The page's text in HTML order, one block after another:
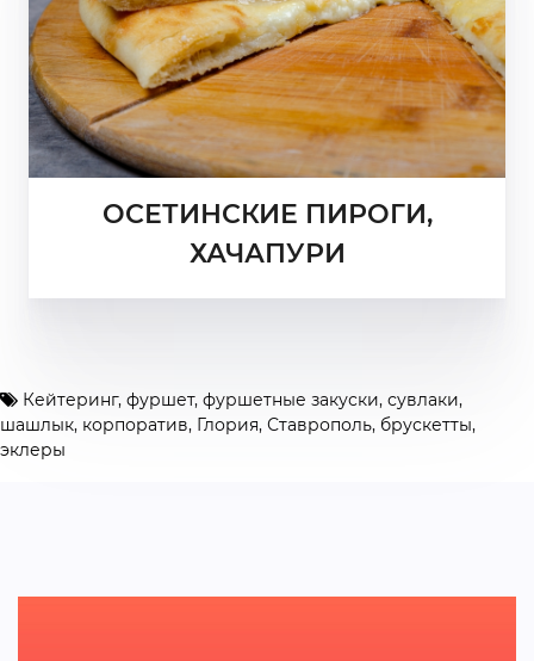
ОСЕТИНСКИЕ ПИРОГИ,
ХАЧАПУРИ
Кейтеринг, фуршет, фуршетные закуски, сувлаки,
шашлык, корпоратив, Глория, Ставрополь, брускетты,
эклеры